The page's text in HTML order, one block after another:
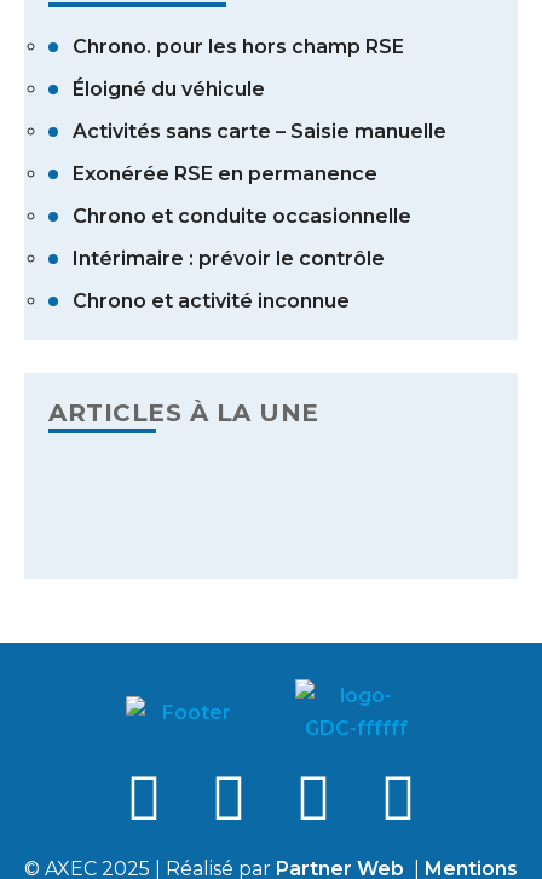
Chrono. pour les hors champ RSE
Éloigné du véhicule
Activités sans carte – Saisie manuelle
Exonérée RSE en permanence
Chrono et conduite occasionnelle
Intérimaire : prévoir le contrôle
Chrono et activité inconnue
ARTICLES À LA UNE
© AXEC 2025 | Réalisé par Partner Web Mentions